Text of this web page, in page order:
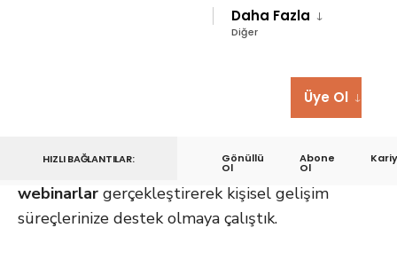
Daha Fazla
Diğer
Üye Ol
HIZLI BAĞLANTILAR: Gönüllü
Ol
Abone
Ol
ilanı yayınlayarak
uzman konuk ve eğitimciler ileeğitim ve
webinarlar gerçekleştirerek kişisel gelişim
süreçlerinize destek olmaya çalıştık.